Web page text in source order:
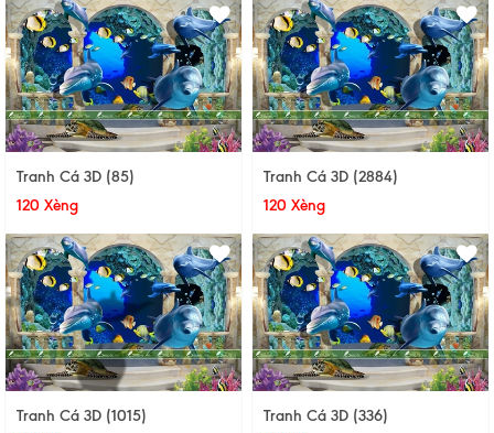
Tranh Cá 3D (85)
120 Xèng
Tranh Cá 3D (2884)
120 Xèng
Tranh Cá 3D (1015)
Tranh Cá 3D (336)